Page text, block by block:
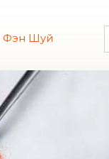
Фэн Шуй